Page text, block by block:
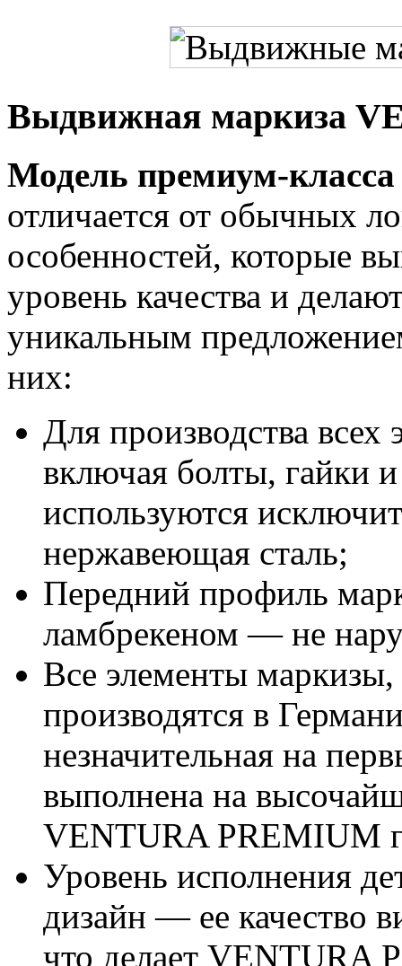
Выдвижная маркиза
Модель премиум-
отличается от обычных
особенностей, которые
уровень качества и
уникальным
них:
Для производства всех
включая болты, гайки
используются
нержавеющая сталь;
Передний профиль
ламбрекеном — не
Все элементы
производятся в
незначительная на
выполнена на
VENTURA PREMIUM
Уровень исполнения
дизайн — ее качество
что делает VENTURA